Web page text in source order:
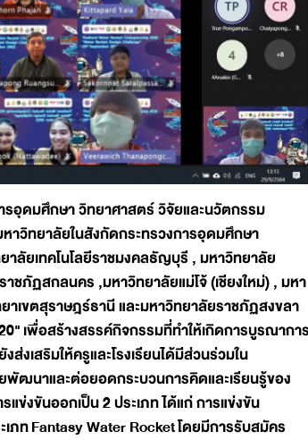
อุดมศึกษา วิทยาศาสตร์ วิจัยและนวัตกรรม
าวิทยาลัยในสังกัดกระทรวงการอุดมศึกษา
ลัยเทคโนโลยีราชมงคลธัญบุรี , มหาวิทยาลัย
ภัฏสกลนคร ,มหาวิทยาลัยแม่โจ้ (เชียงใหม่) , มหา
เขตสุราษฎร์ธานี และมหาวิทยาลัยราชภัฏสงขลา
เพื่อสร้างสรรค์กิจกรรมที่ทำให้เกิดการบูรณากา
งเสริมให้ครูและโรงเรียนได้มีส่วนร่วมใน
พัฒนาและต่อยอดกระบวนการคิดและเรียนรู้ของ
ข่งขันออกเป็น 2 ประเภท ได้แก่ การแข่งขัน
ภท Fantasy Water Rocket โดยมีการรับสมัคร